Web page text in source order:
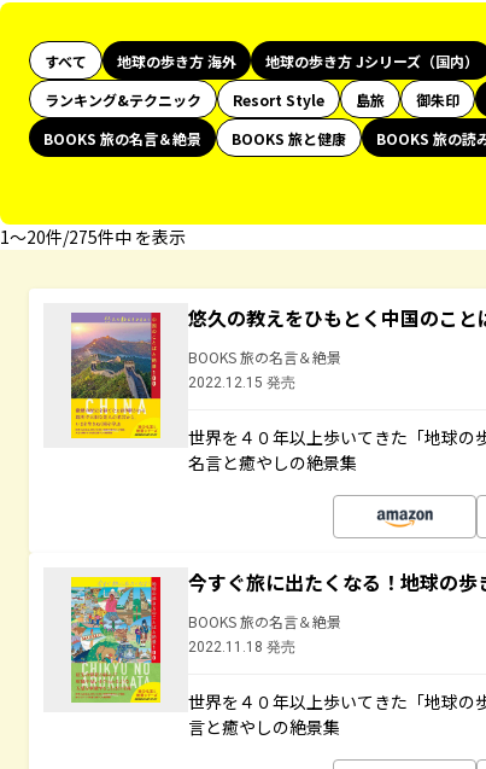
すべて 地球の歩き方 海外 地球の歩き方 Jシリーズ（国内）
ランキング&テクニック
Resort Style 島旅 御朱印
BOOKS 旅の名言＆絶景
BOOKS 旅と健康 BOOKS 旅の読
1〜20件/275件中 を表示
悠久の教えをひもとく中国のこと
BOOKS 旅の名言＆絶景
2022.12.15 発売
世界を４０年以上歩いてきた「地球の
名言と癒やしの絶景集
今すぐ旅に出たくなる！地球の歩
BOOKS 旅の名言＆絶景
2022.11.18 発売
世界を４０年以上歩いてきた「地球の
言と癒やしの絶景集